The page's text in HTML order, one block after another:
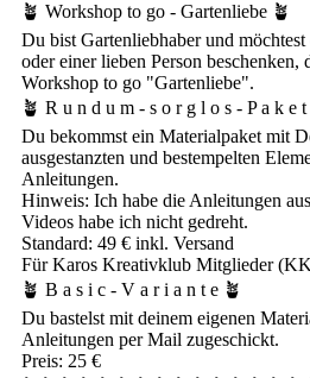
🪴 Workshop to go - Gartenliebe 🪴
Du bist Gartenliebhaber und
oder einer lieben Person beschenken,
Workshop to go "Gartenliebe".
🪴 R u n d u m - s o r g l o s - P a k e t
Du bekommst ein Materialpaket mit
ausgestanzten und bestempelten
Anleitungen.
Hinweis: Ich habe die Anleitungen
Videos habe ich nicht gedreht.
Standard: 49 € inkl. Versand
Für Karos Kreativklub Mitglieder
🪴 B a s i c - V a r i a n t e 🪴
Du bastelst mit deinem eigenen
Anleitungen per Mail zugeschickt.
Preis: 25 €